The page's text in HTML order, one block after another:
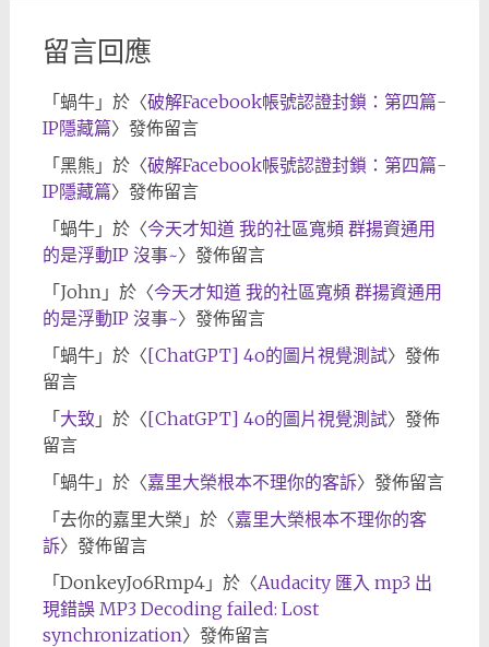
留言回應
「 蝸牛」於〈破解Facebook帳號認證封鎖：第四篇-
IP隱藏篇〉發佈留言
「 黑熊 」於〈破解Facebook帳號認證封鎖：第四篇-
IP隱藏篇〉發佈留言
「 蝸牛」於〈今天才知道 我的社區寬頻 群揚資通用
的是浮動IP 沒事~〉發佈留言
「 John」於〈今天才知道 我的社區寬頻 群揚資通用
的是浮動IP 沒事~〉發佈留言
「 蝸牛」於〈[ChatGPT] 4o的圖片視覺測試〉發佈
留言
「 大致 」於〈[ChatGPT] 4o的圖片視覺測試〉發佈
留言
「 蝸牛」於〈嘉里大榮根本不理你的客訴〉發佈留言
「 去你的嘉里大榮 」於〈嘉里大榮根本不理你的客
訴〉發佈留言
「 DonkeyJo6Rmp4」於〈Audacity 匯入 mp3 出
現錯誤 MP3 Decoding failed: Lost
synchronization〉發佈留言